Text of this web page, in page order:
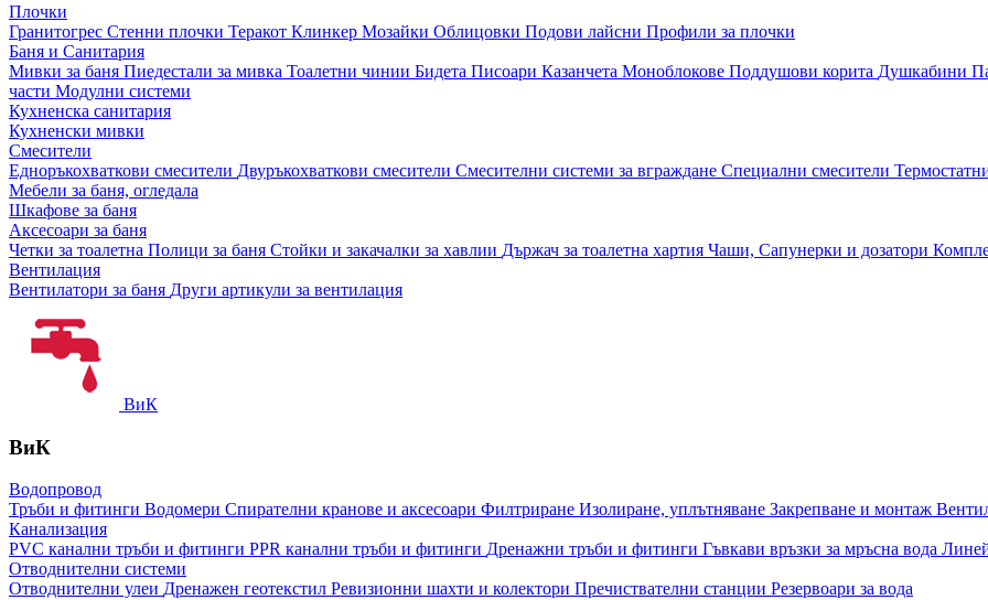
Плочки
Гранитогрес Стенни плочки Теракот Клинкер Мозайки Облицовки Подови лайсни Профили за плочки
Баня и Санитария
Мивки за баня Пиедестали за мивка Тоалетни чинии Бидета Писоари Казанчета Моноблокове Поддушови корита Душкабини
части Модулни системи
Кухненска санитария
Кухненски мивки
Смесители
Едноръкохваткови смесители Двуръкохваткови смесители Смесителни системи за вграждане Специални смесители
Мебели за баня, огледала
Шкафове за баня
Аксесоари за баня
Четки за тоалетна Полици за баня Стойки и закачалки за хавлии Държач за тоалетна хартия Чаши, Сапунерки и дозатори
Вентилация
Вентилатори за баня Други артикули за вентилация
ВиК
ВиК
Водопровод
Тръби и фитинги Водомери Спирателни кранове и аксесоари Филтриране Изолиране, уплътняване Закрепване и монтаж
Канализация
PVC канални тръби и фитинги PPR канални тръби и фитинги Дренажни тръби и фитинги Гъвкави връзки за мръсна вода
Отводнителни системи
Отводнителни улеи Дренажен геотекстил Ревизионни шахти и колектори Пречиствателни станции Резервоари за вода